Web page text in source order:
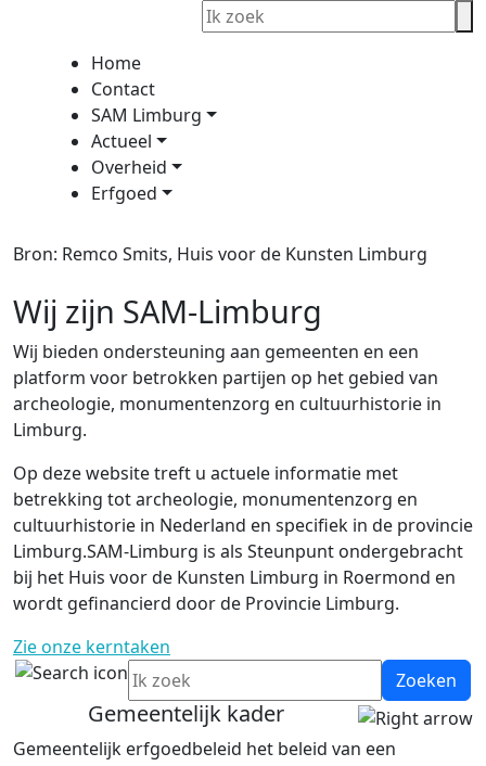
Home
Contact
SAM Limburg
Actueel
Overheid
Erfgoed
Bron: Remco Smits, Huis voor de Kunsten Limburg
Wij zijn SAM-Limburg
Wij bieden ondersteuning aan gemeenten en een
platform voor betrokken partijen op het gebied van
archeologie, monumentenzorg en cultuurhistorie in
Limburg.
Op deze website treft u actuele informatie met
betrekking tot archeologie, monumentenzorg en
cultuurhistorie in Nederland en specifiek in de provincie
Limburg.SAM-Limburg is als Steunpunt ondergebracht
bij het Huis voor de Kunsten Limburg in Roermond en
wordt gefinancierd door de Provincie Limburg.
Zie onze kerntaken
Zoeken
Gemeentelijk kader
Gemeentelijk erfgoedbeleid het beleid van een